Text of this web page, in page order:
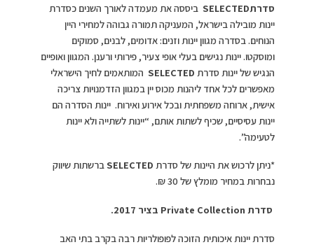
סדרתSELECTED ביססה את מעמדה לאורך השנים כסדרת
יינות מובילה בישראל, המעניקה תמורה גבוהה למחירי היין
הנוחים. בסדרה מגוון יינות וזנים: אדומים, לבנים, סמוקים
ומוסקטו. יינות נגישים בעלי אופי צעיר, פירותי ורענן. המגוון ואופיים
הנגיש של יינות סדרת SELECTED המותאמים לחיך הישראלי
מאפשרים לכל אחד ליהנות מכוס יין במגוון הזדמנויות צריכה
אישית, ארוחה משפחתית ובכל אירוע ואירוח. יינות הסדרה הם
יינות עסיסיים, שכיף לשתות אותם, “יינות לשתייה ולא יינות
לטעימה”.
*ניתן לרכוש את היינות של סדרת SELECTED ברשתות שיווק
נבחרות במחיר מומלץ של 30 ₪.
סדרת Private Collection בציר 2017.
סדרת יינות איכותית הזוכה לפופולריות רבה בקרב בתי האב